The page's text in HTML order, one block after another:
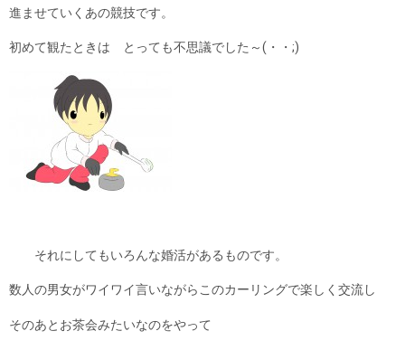
進ませていくあの競技です。
初めて観たときは とっても不思議でした～(・・;)
それにしてもいろんな婚活があるものです。
数人の男女がワイワイ言いながらこのカーリングで楽しく 交流し
そのあとお茶会みたいなのをやって